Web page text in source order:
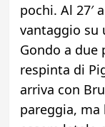
pochi. Al 27′
vantaggio su
Gondo a due
respinta di
arriva con
pareggia, ma